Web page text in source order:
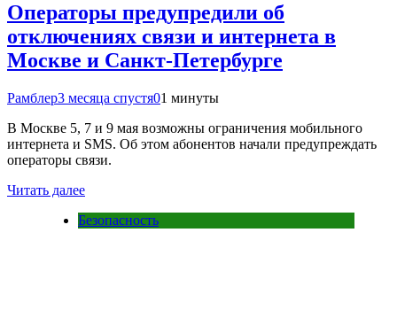
Операторы предупредили об
отключениях связи и интернета в
Москве и Санкт-Петербурге
Рамблер3 месяца спустя01 минуты
В Москве 5, 7 и 9 мая возможны ограничения мобильного
интернета и SMS. Об этом абонентов начали предупреждать
операторы связи.
Читать далее
Безопасность